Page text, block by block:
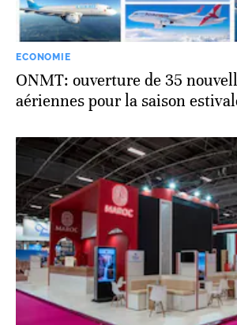
ECONOMIE
ONMT: ouverture de 35
aériennes pour la saison